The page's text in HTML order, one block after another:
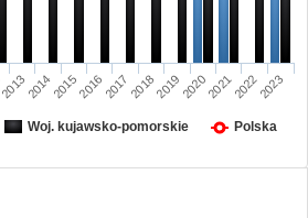
20132014201520162017201820192020202120222023
Woj. kujawsko-pomorskie Polska